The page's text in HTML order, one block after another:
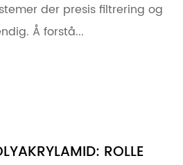
der presis filtrering og
Å forstå...
ROLLE